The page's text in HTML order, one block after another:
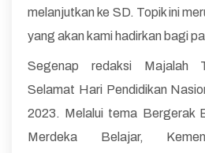
melanjutkan ke SD. Topik ini
yang akan kami hadirkan bagi
Segenap redaksi Majalah
Selamat Hari Pendidikan
2023. Melalui tema Bergerak
Merdeka Belajar,